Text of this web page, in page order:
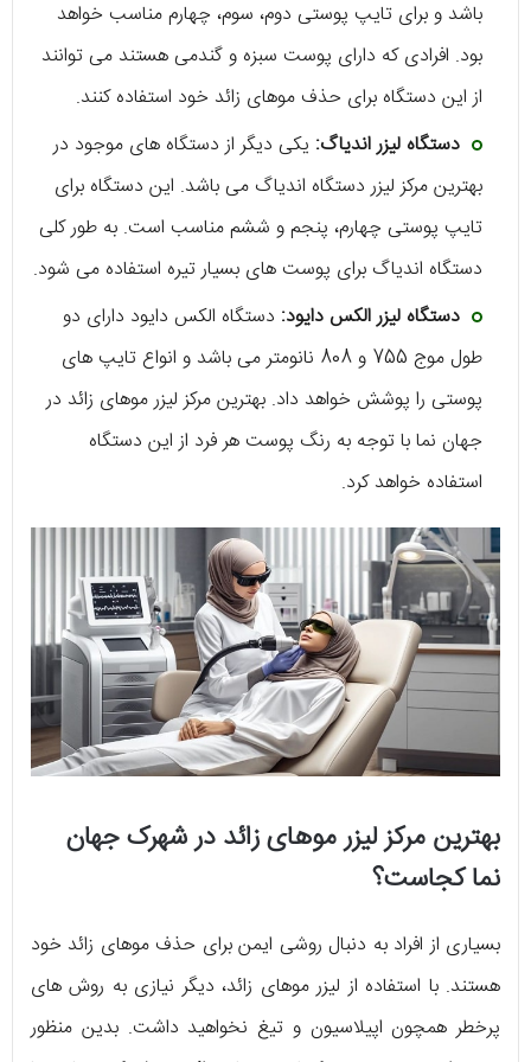
‌باشد و برای تایپ پوستی دوم، سوم، چهارم مناسب خواهد
بود. افرادی که دارای پوست سبزه و گندمی هستند می ‌توانند
از این دستگاه برای حذف موهای زائد خود استفاده کنند.
دستگاه لیزر اندیاگ: یکی دیگر از دستگاه‌ ‌های موجود در
بهترین مرکز لیزر دستگاه اندیاگ می ‌باشد. این دستگاه برای
تایپ پوستی چهارم، پنجم و ششم مناسب است. به طور کلی
دستگاه اندیاگ برای پوست‌ های بسیار تیره استفاده می ‌شود.
دستگاه لیزر الکس دایود: دستگاه الکس دایود دارای دو
طول موج 755 و 808 نانومتر می ‌باشد و انواع تایپ‌ های
پوستی را پوشش خواهد داد. بهترین مرکز لیزر موهای زائد در
جهان نما با توجه به رنگ پوست هر فرد از این دستگاه
استفاده خواهد کرد.
بهترین مرکز لیزر موهای زائد در شهرک جهان
نما کجاست؟
بسیاری از افراد به دنبال روشی ایمن برای حذف موهای زائد خود
هستند. با استفاده از لیزر موهای زائد، دیگر نیازی به روش ‌های
پرخطر همچون اپیلاسیون و تیغ نخواهید داشت. بدین منظور